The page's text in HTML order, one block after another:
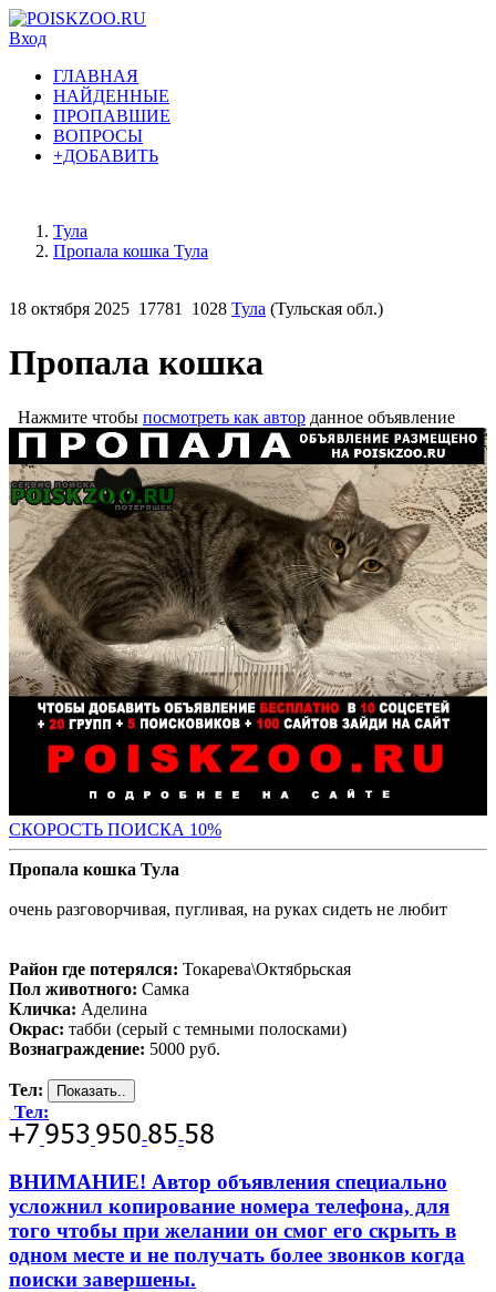
Вход
ГЛАВНАЯ
НАЙДЕННЫЕ
ПРОПАВШИЕ
ВОПРОСЫ
+ДОБАВИТЬ
Тула
Пропала кошка Тула
18 октября 2025 17781 1028 Тула (Тульская обл.)
Пропала кошка
Нажмите чтобы посмотреть как автор данное объявление
СКОРОСТЬ ПОИСКА 10%
Пропала кошка Тула
очень разговорчивая, пугливая, на руках сидеть не любит
Район где потерялся: Токарева\Октябрьская
Пол животного: Самка
Кличка: Аделина
Окрас: табби (серый с темными полосками)
Вознаграждение: 5000 руб.
Тел:
Тел:
-
-
ВНИМАНИЕ! Автор объявления специально
усложнил копирование номера телефона, для
того чтобы при желании он смог его скрыть в
одном месте и не получать более звонков когда
поиски завершены.